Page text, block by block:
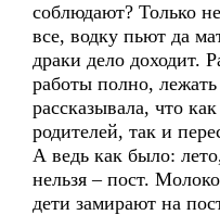
соблюдают? Только
все, водку пьют да
драки дело доходит.
работы полно,
рассказывала, что
родителей, так и
А ведь как было:
нельзя – пост.
дети замирают на